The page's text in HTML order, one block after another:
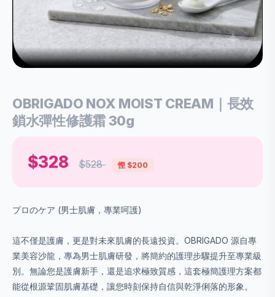
OBRIGADO NOX MOIST CREAM｜長效
鎖水彈性修護霜 30g
$328 $528 慳 $200
プロのケア (男士肌膚，專業呵護)
這不僅是護膚，更是對未來肌膚的長遠投資。OBRIGADO 源自專
業美容沙龍，專為男士肌膚研發，將簡約的護理步驟提升至專業級
別。無論您是護膚新手，還是追求極致質感，這套極簡護理方案都
能從根源鞏固肌膚基礎，讓您時刻保持自信與乾淨俐落的形象。